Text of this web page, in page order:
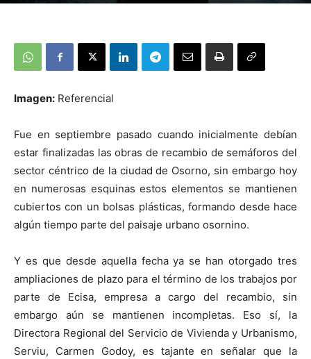
Imagen: Referencial
Fue en septiembre pasado cuando inicialmente debían
estar finalizadas las obras de recambio de semáforos del
sector céntrico de la ciudad de Osorno, sin embargo hoy
en numerosas esquinas estos elementos se mantienen
cubiertos con un bolsas plásticas, formando desde hace
algún tiempo parte del paisaje urbano osornino.
Y es que desde aquella fecha ya se han otorgado tres
ampliaciones de plazo para el término de los trabajos por
parte de Ecisa, empresa a cargo del recambio, sin
embargo aún se mantienen incompletas. Eso sí, la
Directora Regional del Servicio de Vivienda y Urbanismo,
Serviu, Carmen Godoy, es tajante en señalar que la